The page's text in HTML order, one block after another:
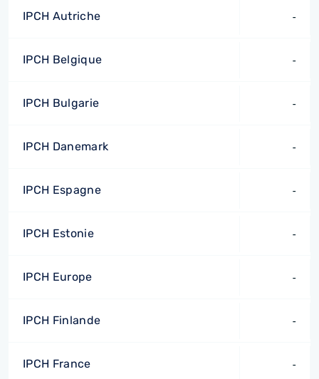
IPCH Autriche -
IPCH Belgique -
IPCH Bulgarie -
IPCH Danemark -
IPCH Espagne -
IPCH Estonie -
IPCH Europe -
IPCH Finlande -
IPCH France -